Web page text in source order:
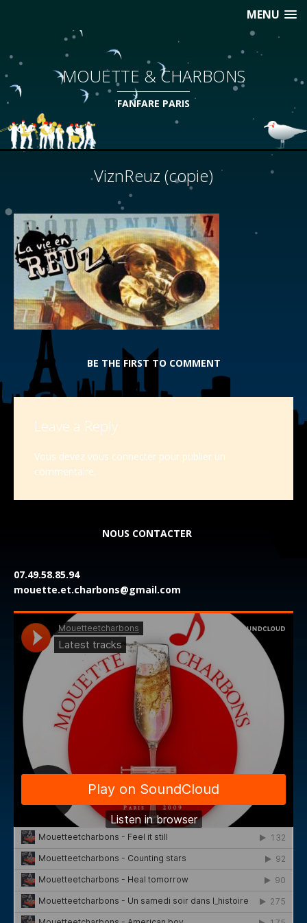
MENU
MOUETTE & CHARBONS
FANFARE PARIS
ViznReuz (copie)
BE THE FIRST TO COMMENT
Leave a Reply
Vous devez vous connecter pour publier un
commentaire.
NOUS CONTACTER
07.49.58.85.94
mouette.et.charbons@gmail.com